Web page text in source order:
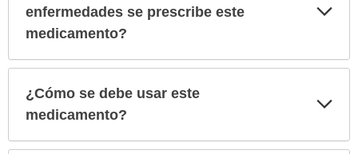
enfermedades se prescribe este
medicamento?
¿Cómo se debe usar este
medicamento?